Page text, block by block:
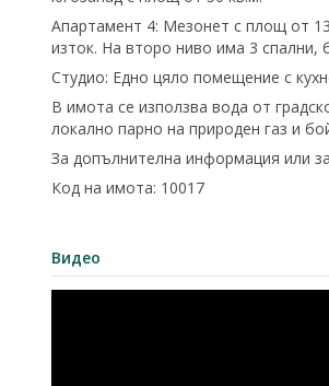
Апартамент 4: Мезонет с площ от
изток. На второ ниво има 3 спални,
Студио: Едно цяло помещение с
В имота се използва вода от
локално парно на природен газ и
За допълнителна информация или
Код на имота: 10017
Видео